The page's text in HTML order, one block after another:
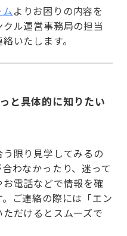
よりお困りの内容を
ル運営事務局の担当
いたします。
と具体的に知りたい
限り見学してみるの
わなかったり、迷って
電話などで情報を確
ご連絡の際には「エン
だけるとスムーズで